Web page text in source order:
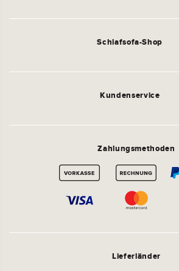
Schlafsofa-Shop
Kundenservice
Zahlungsmethoden
Lieferländer